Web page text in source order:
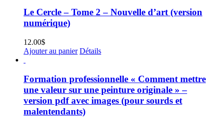
Le Cercle – Tome 2 – Nouvelle d’art (version
numérique)
12.00$
Ajouter au panier Détails
Formation professionnelle « Comment mettre
une valeur sur une peinture originale » –
version pdf avec images (pour sourds et
malentendants)